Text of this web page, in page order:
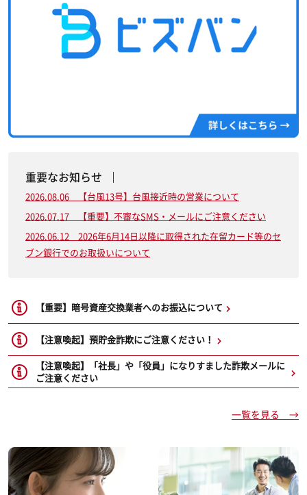
重要なお知らせ
2026.08.06 【台風13号】台風接近時の営業について
2026.07.17 【重要】不審なSMS・メールにご注意ください
2026.06.12 2026年6月14日以降に取得された在留カード等のセ
ブン銀行でのお取扱いについて
【重要】暗号資産交換業者へのお振込について
【注意喚起】預貯金詐欺にご注意ください！
【注意喚起】「社長」や「役員」になりすました詐欺メールに
ご注意ください
一覧を見る →